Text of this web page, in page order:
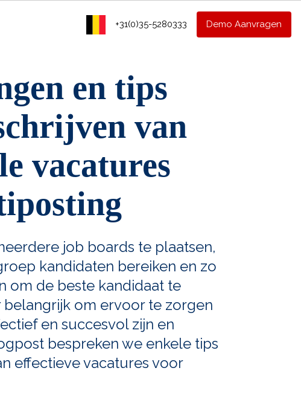
+31(0)35-5280333 Demo Aanvragen
en tips
van
vacatures
job boards te plaatsen,
kandidaten bereiken en zo
om de beste kandidaat te
belangrijk om ervoor te zorgen
en succesvol zijn en
bespreken we enkele tips
effectieve vacatures voor